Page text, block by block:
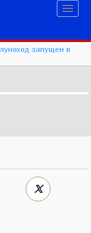
запущен в